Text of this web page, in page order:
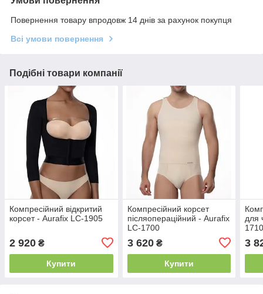
Повернення товару впродовж 14 днів за рахунок покупця
Всі умови повернення
Подібні товари компанії
Компресійний відкритий
корсет - Aurafix LC-1905
2 920 ₴
Купити
Компресійний корсет
післяопераційний - Aurafix
LC-1700
3 620₴
Купити
для
3